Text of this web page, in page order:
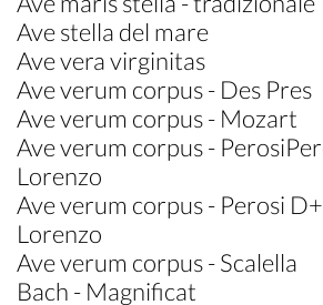
Ave stella del mare
Ave vera virginitas
Ave verum corpus - Des Pres
Ave verum corpus - Mozart
Ave verum corpus -
Lorenzo
Ave verum corpus - Perosi
Lorenzo
Ave verum corpus - Scalella
Bach - Magnificat